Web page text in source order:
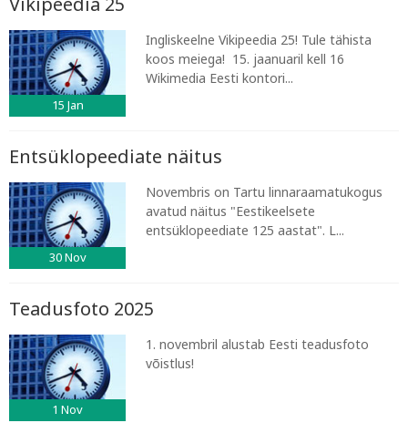
15 Jan
Ingliskeelne Vikipeedia 25! Tule tähista
koos meiega! 15. jaanuaril kell 16
Wikimedia Eesti kontori...
Entsüklopeediate näitus
30Nov
Novembris on Tartu linnaraamatukogus
avatud näitus "Eestikeelsete
entsüklopeediate 125 aastat". L...
Teadusfoto 2025
1 Nov
1. novembril alustab Eesti teadusfoto
võistlus!